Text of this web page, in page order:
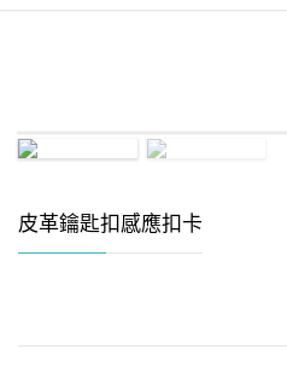
皮革鑰匙扣感應扣卡